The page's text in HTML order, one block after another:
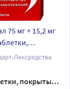
75 мг + 15,2 мг
пленочной
Лексредства
пленочной оболочкой